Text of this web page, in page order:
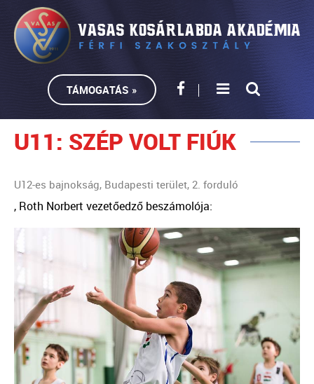
TÁMOGATÁS »
U11: SZÉP VOLT FIÚK
U12-es bajnokság, Budapesti terület, 2. forduló
, Roth Norbert vezetőedző beszámolója: